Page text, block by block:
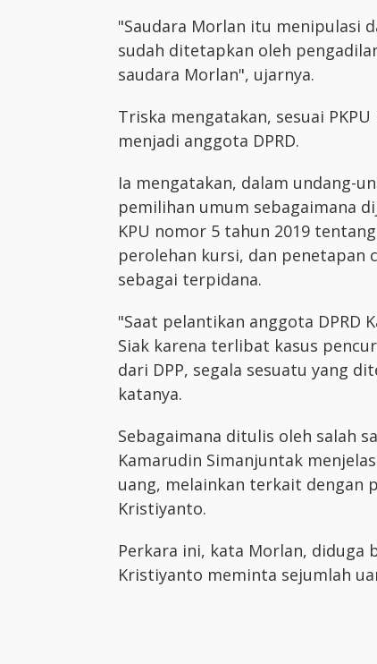
"Saudara Morlan itu menipulasi
sudah ditetapkan oleh
saudara Morlan", ujarnya.
Triska mengatakan, sesuai
menjadi anggota DPRD.
Ia mengatakan, dalam undang-
pemilihan umum sebagaimana
KPU nomor 5 tahun 2019
perolehan kursi, dan penetapan
sebagai terpidana.
"Saat pelantikan anggota DPRD
Siak karena terlibat kasus
dari DPP, segala sesuatu yang
katanya.
Sebagaimana ditulis oleh salah
Kamarudin Simanjuntak
uang, melainkan terkait dengan
Kristiyanto.
Perkara ini, kata Morlan, diduga
Kristiyanto meminta sejumlah